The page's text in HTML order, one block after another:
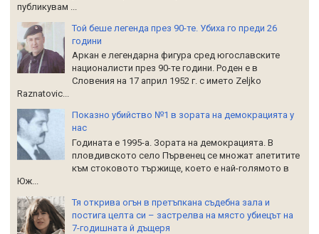
публикувам ...
Той беше легенда през 90-те. Убиха го преди 26
години
Аркан е легендарна фигура сред югославските
националисти през 90-те години. Роден е в
Словения на 17 април 1952 г. с името Zeljko
Raznatoviс...
Показно убийство №1 в зората на демокрацията у
нас
Годината е 1995-а. Зората на демокрацията. В
пловдивското село Първенец се множат апетитите
към стоковото тържище, което е най-голямото в
Юж...
Тя открива огън в претъпкана съдебна зала и
постига целта си – застрелва на място убиецът на
7-годишната й дъщеря